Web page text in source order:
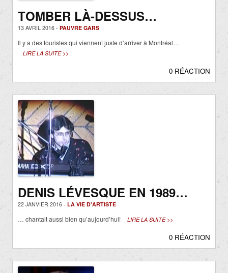
TOMBER LÀ-DESSUS…
13 AVRIL 2016 - PAUVRE GARS
Il y a des touristes qui viennent juste d’arriver à Montréal…
LIRE LA SUITE >>
0 RÉACTION
DENIS LÉVESQUE EN 1989…
22 JANVIER 2016 - LA VIE D'ARTISTE
… chantait aussi bien qu’aujourd’hui! LIRE LA SUITE >>
0 RÉACTION